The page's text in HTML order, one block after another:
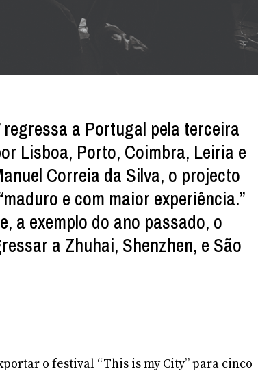
regressa a Portugal pela terceira
Lisboa, Porto, Coimbra, Leiria e
Correia da Silva, o projecto
e com maior experiência.”
a exemplo do ano passado, o
a Zhuhai, Shenzhen, e São
o festival “This is my City” para cinco